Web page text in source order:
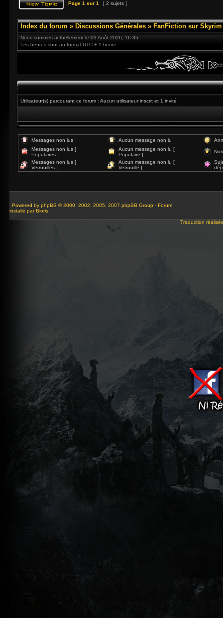
Page 1 sur 1 [ 2 sujets ]
Index du forum » Discussions Générales » FanFiction sur Skyrim
Nous sommes actuellement le 09 Août 2026, 16:35
Les heures sont au format UTC + 1 heure
Utilisateur(s) parcourant ce forum : Aucun utilisateur inscrit et 1 invité
Messages non lus Aucun message non lu
Messages non lus [
Populaires ]
Aucun message non lu [
Populaire ]
Messages non lus [
Verrouillés ]
Aucun message non lu [
Verrouillé ]
Powered by phpBB © 2000, 2002, 2005, 2007 phpBB Group - Forum
installé par Bioris.
Traduction